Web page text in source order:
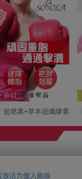
超燃素+草本超纖膠囊
放活力傲人曲線